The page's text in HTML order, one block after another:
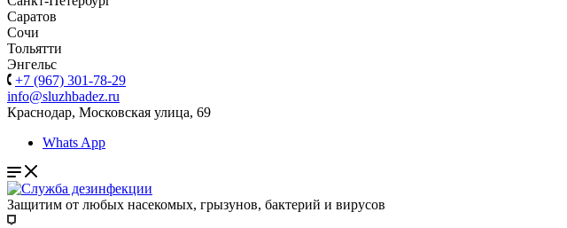
Саратов
Сочи
Тольятти
Энгельс
+7 (967) 301-78-29
info@sluzhbadez.ru
Краснодар, Московская улица, 69
Whats App
Защитим от любых насекомых, грызунов, бактерий и вирусов